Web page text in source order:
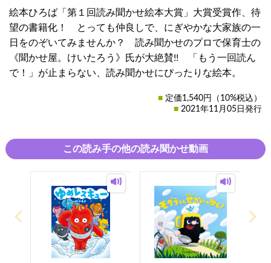
絵本ひろば「第１回読み聞かせ絵本大賞」大賞受賞作、待
望の書籍化！ とっても仲良しで、にぎやかな大家族の一
日をのぞいてみませんか？ 読み聞かせのプロで保育士の
《聞かせ屋。けいたろう》氏が大絶賛!! 「もう一回読ん
で！」が止まらない、読み聞かせにぴったりな絵本。
■ 定価1,540円（10%税込）
■ 2021年11月05日発行
この読み手の他の読み聞かせ動画